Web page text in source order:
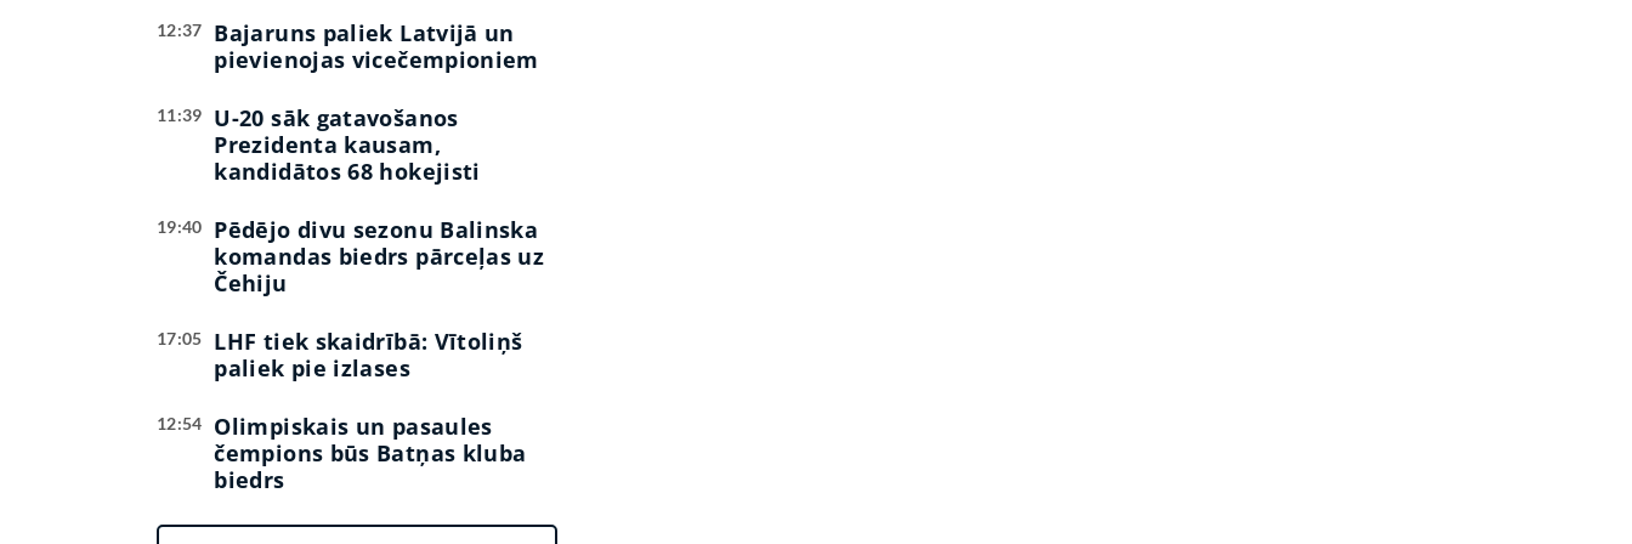
12:37
Bajaruns paliek Latvijā un
pievienojas vicečempioniem
11:39
U-20 sāk gatavošanos
Prezidenta kausam,
kandidātos 68 hokejisti
19:40
Pēdējo divu sezonu Balinska
komandas biedrs pārceļas uz
Čehiju
17:05
LHF tiek skaidrībā: Vītoliņš
paliek pie izlases
12:54
Olimpiskais un pasaules
čempions būs Batņas kluba
biedrs